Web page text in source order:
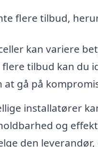
flere tilbud,
kan variere
tilbud kan du
gå på
installatører
og
den